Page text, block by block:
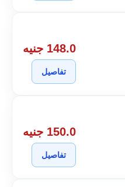
148.0 جنيه
تفاصيل
150.0 جنيه
تفاصيل